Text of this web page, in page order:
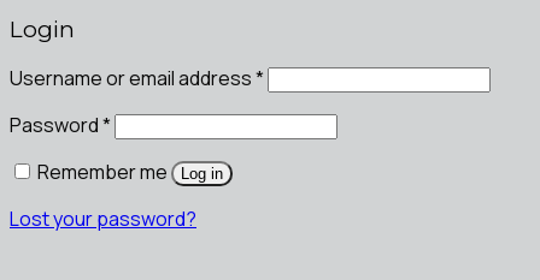
Login
Username or email address*
Password*
Remember me
Log in
Lost your password?